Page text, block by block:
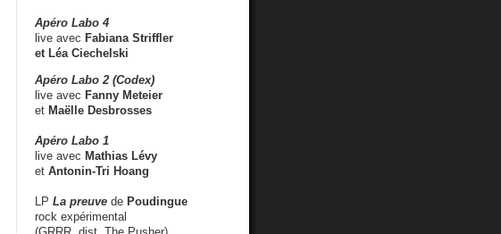
Apéro Labo 4
live avec Fabiana Striffler
et Léa Ciechelski
Apéro Labo 2 (Codex)
live avec Fanny Meteier
et Maëlle Desbrosses
Apéro Labo 1
live avec Mathias Lévy
et Antonin-Tri Hoang
LP La preuve de Poudingue
rock expérimental